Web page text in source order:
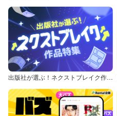
出版社が選ぶ！ネクストブレイク作品特集